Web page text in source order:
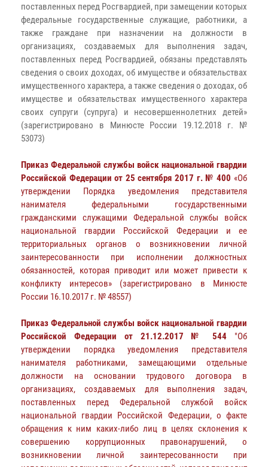
поставленных перед Росгвардией, при замещении которых
федеральные государственные служащие, работники, а
также граждане при назначении на должности в
организациях, создаваемых для выполнения задач,
поставленных перед Росгвардией, обязаны представлять
сведения о своих доходах, об имуществе и обязательствах
имущественного характера, а также сведения о доходах, об
имуществе и обязательствах имущественного характера
своих супруги (супруга) и несовершеннолетних детей»
(зарегистрировано в Минюсте России 19.12.2018 г. №
53073)
Приказ Федеральной службы войск национальной гвардии
Российской Федерации от 25 сентября 2017 г. № 400 «Об
утверждении Порядка уведомления представителя
нанимателя федеральными государственными
гражданскими служащими Федеральной службы войск
национальной гвардии Российской Федерации и ее
территориальных органов о возникновении личной
заинтересованности при исполнении должностных
обязанностей, которая приводит или может привести к
конфликту интересов» (зарегистрировано в Минюсте
России 16.10.2017 г. № 48557)
Приказ Федеральной службы войск национальной гвардии
Российской Федерации от 21.12.2017 № 544 "Об
утверждении порядка уведомления представителя
нанимателя работниками, замещающими отдельные
должности на основании трудового договора в
организациях, создаваемых для выполнения задач,
поставленных перед Федеральной службой войск
национальной гвардии Российской Федерации, о факте
обращения к ним каких-либо лиц в целях склонения к
совершению коррупционных правонарушений, о
возникновении личной заинтересованности при